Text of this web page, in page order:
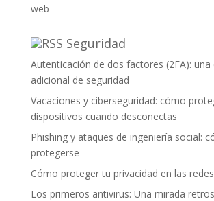
web
Seguridad
Autenticación de dos factores (2FA): una
adicional de seguridad
Vacaciones y ciberseguridad: cómo
dispositivos cuando desconectas
Phishing y ataques de ingeniería social:
protegerse
Cómo proteger tu privacidad en las
Los primeros antivirus: Una mirada